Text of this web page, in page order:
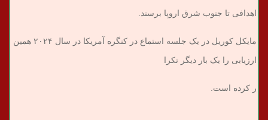
اهدافی تا جنوب شرق اروپا برسند.
مایکل کوریل در یک جلسه استماع در کنگره آمریکا در سال ۲۰۲۴ همین
ارزیابی را یک بار دیگر تکرا
ر کرده است.